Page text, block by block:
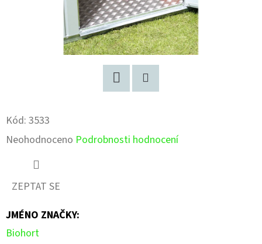
Kód: 3533
Průměrné
hodnocení
0,0
z
Neohodnoceno Podrobnosti hodnocení
ZEPTAT SE
JMÉNO ZNAČKY:
Biohort